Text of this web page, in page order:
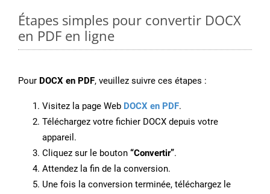
Étapes simples pour convertir DOCX
en PDF en ligne
Pour DOCX en PDF, veuillez suivre ces étapes :
Visitez la page Web DOCX en PDF.
Téléchargez votre fichier DOCX depuis votre
appareil.
Cliquez sur le bouton “Convertir”.
Attendez la fin de la conversion.
Une fois la conversion terminée, téléchargez le